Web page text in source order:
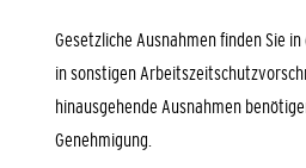
Gesetzliche Ausnahmen finden Sie
in sonstigen
hinausgehende Ausnahmen
Genehmigung.